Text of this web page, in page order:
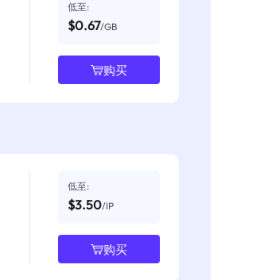
低至:
$0.67/GB
购买
低至:
$3.50/IP
购买